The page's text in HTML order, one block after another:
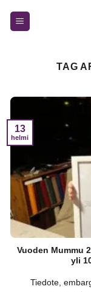
TAG
Vuoden Mummu
yli
Tiedote,
13
helmi